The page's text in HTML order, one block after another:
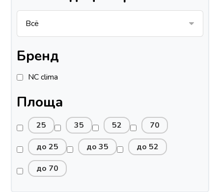
Бренд
NC clima
Площа
25 35 52
70
до 25
до 35
до 52
до 70